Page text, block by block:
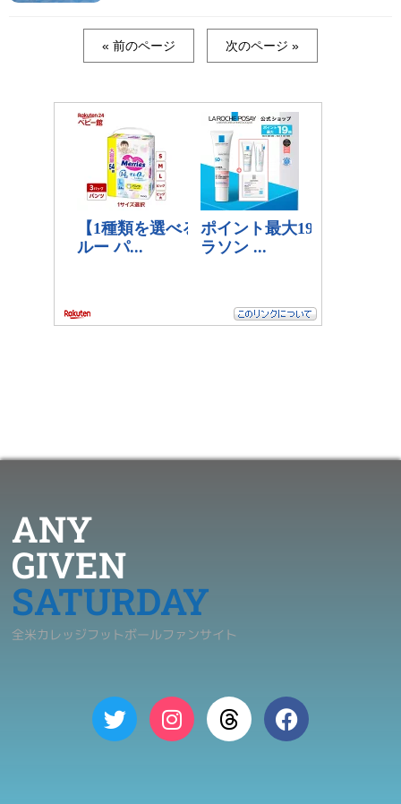
« 前のページ 次のページ »
ANY
GIVEN
SATURDAY
全米カレッジフットボールファンサイト